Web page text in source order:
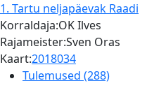
1. Tartu neljapäevak Raadi
Korraldaja:OK Ilves
Rajameister:Sven Oras
Kaart:2018034
Tulemused (288)